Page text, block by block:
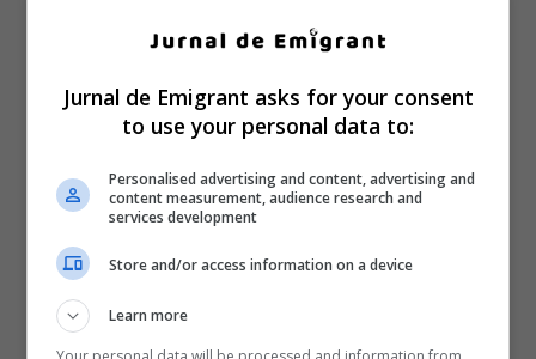
Jurnal de Emigrant asks for your consent
to use your personal data to:
Personalised advertising and content, advertising and
content measurement, audience research and
services development
Store and/or access information on a device
Learn more